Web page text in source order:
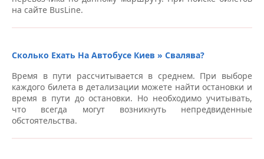
Станция метро “Позняки”, пр-т Николая Бажана –
Автобусная остановка, Троещина, пр-т Маяковского,
43/2 – Автовокзалы Киев
Станция метро “Вырлица”, пр-т Николая Бажана –
Автовокзалы Киев
Автобусная остановка, ул. Льва Толстого, 63 –
на сайте BusLine.
Сколько Ехать На Автобусе Киев » Свалява?
Время в пути рассчитывается в среднем. При выборе
каждого билета в детализации можете найти остановки и
время в пути до остановки. Но необходимо учитывать,
что всегда могут возникнуть непредвиденные
обстоятельства.